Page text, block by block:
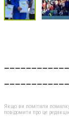
Якщо ви помітили
повідомити про це